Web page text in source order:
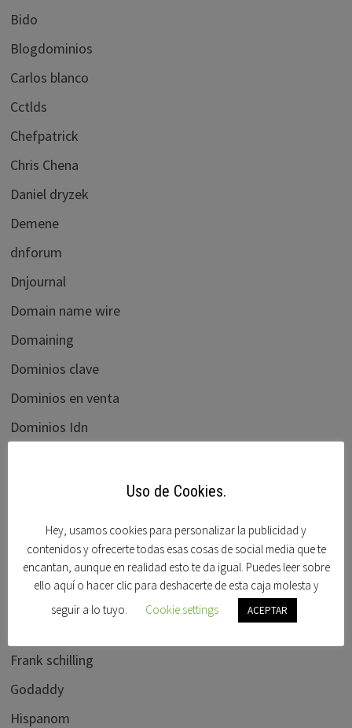
Bido
Blogdominios
Carlos blanco
Cctlds
Chefpatrick
Chris Chena
Daniel dryzek
Demene
dnforum
Dnjournal
Domain name wire
Domaining
Dominios clave
Dominios en venta
Dominios Idn
Elliots blog
flippa.com
Frank schilling
Godaddy
Hispanom
Uso de Cookies.
Hey, usamos cookies para personalizar la publicidad y
contenidos y ofrecerte todas esas cosas de social media que te
encantan, aunque en realidad esto te da igual. Puedes leer sobre
ello aquí o hacer clic para deshacerte de esta caja molesta y
seguir a lo tuyo.
Cookie settings ACEPTAR